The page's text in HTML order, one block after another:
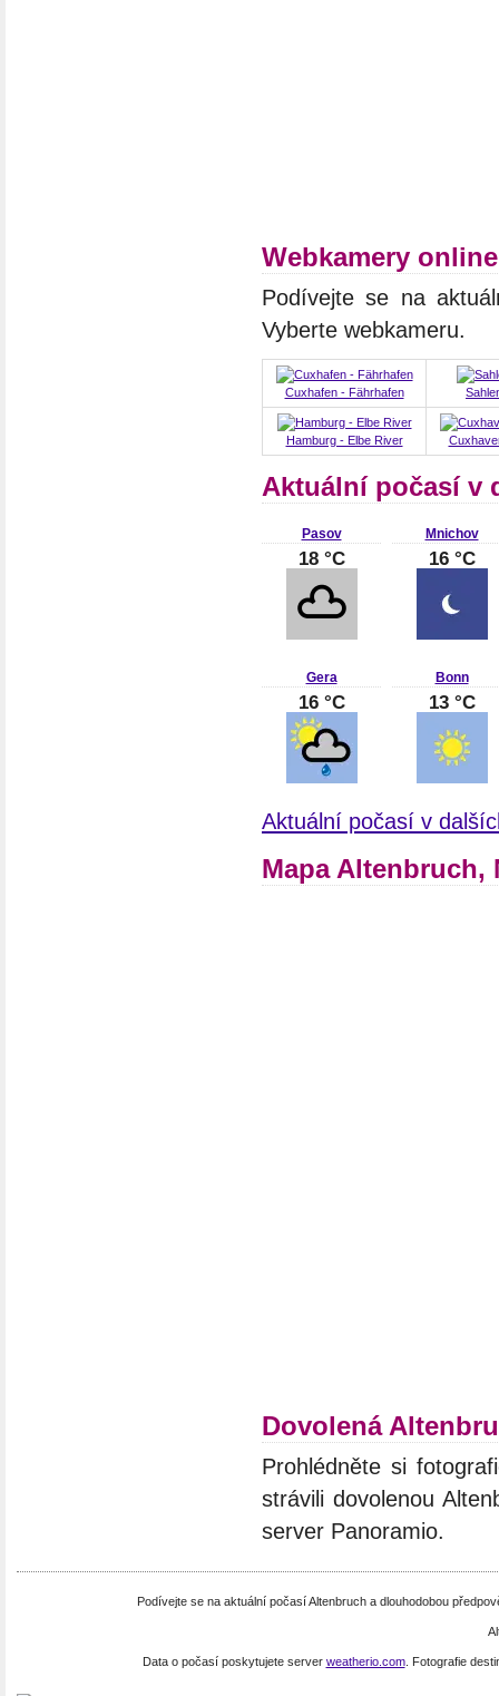
Webkamery
Podívejte se na
Vyberte webkameru.
Cuxhafen - Fährhafen
Hamburg - Elbe River
Aktuální počasí v
Pasov
18 °C
Mnichov
16 °C
Gera
16 °C
Bonn
13 °C
Aktuální počasí v
Mapa Altenbruch,
Dovolená
Prohlédněte si
strávili dovolenou
server Panoramio.
Podívejte se na aktuální počasí Altenbruch a dlouhodobou
Data o počasí poskytujete server weatherio.com. Fotografie